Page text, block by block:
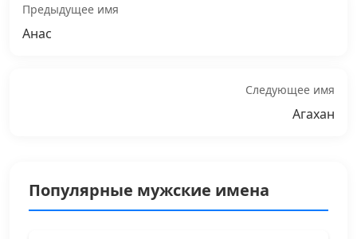
Предыдущее имя
Анас
Следующее имя
Агахан
Популярные мужские имена